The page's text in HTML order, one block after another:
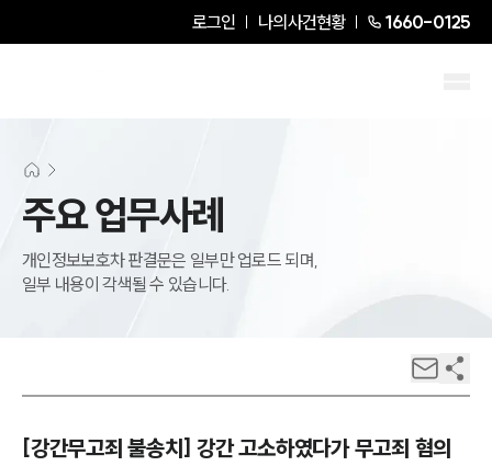
로그인 나의사건현황 1660-0125
주요 업무사례
개인정보보호차 판결문은 일부만 업로드 되며,
일부 내용이 각색될 수 있습니다.
[강간무고죄 불송치] 강간 고소하였다가 무고죄 혐의